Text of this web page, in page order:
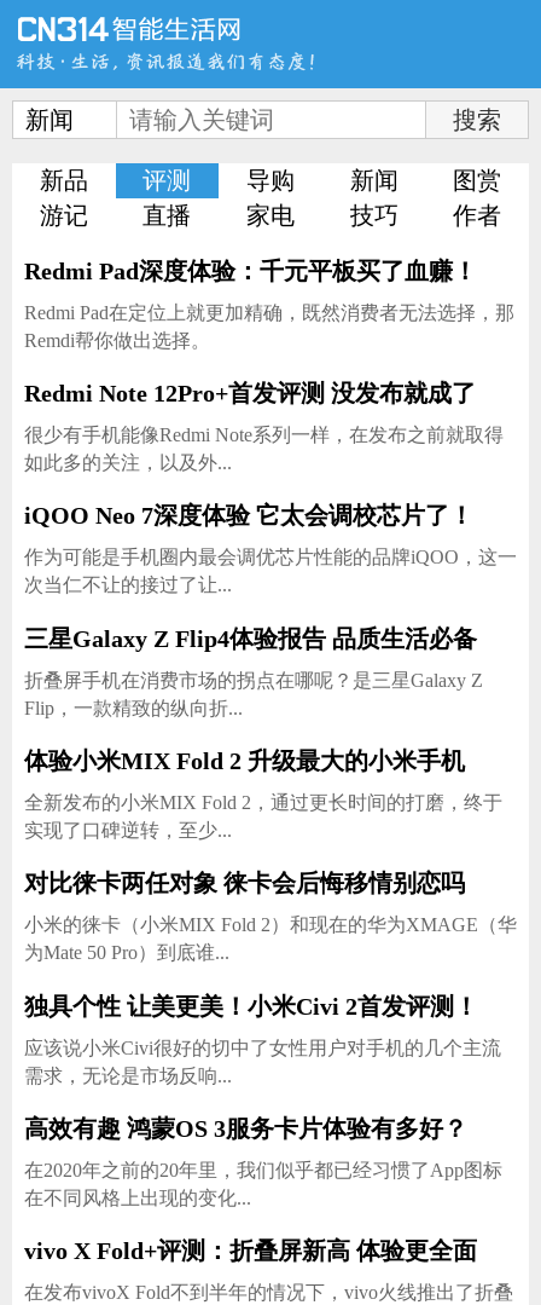
首页 新品 评测
导购
游记 直播
家电 技巧 作者
登录 注册
新闻
新品 评测 导购 新闻
图赏
游记
直播 家电 技巧 作者
Redmi Pad深度体验：千元平板买了血赚！
Redmi Pad在定位上就更加精确，既然消费者无法选择，那
Remdi帮你做出选择。
Redmi Note 12Pro+首发评测 没发布就成了
很少有手机能像Redmi Note系列一样，在发布之前就取得
如此多的关注，以及外...
iQOO Neo 7深度体验 它太会调校芯片了！
作为可能是手机圈内最会调优芯片性能的品牌iQOO，这一
次当仁不让的接过了让...
三星Galaxy Z Flip4体验报告 品质生活必备
折叠屏手机在消费市场的拐点在哪呢？是三星Galaxy Z
Flip，一款精致的纵向折...
体验小米MIX Fold 2 升级最大的小米手机
全新发布的小米MIX Fold 2，通过更长时间的打磨，终于
实现了口碑逆转，至少...
对比徕卡两任对象 徕卡会后悔移情别恋吗
小米的徕卡（小米MIX Fold 2）和现在的华为XMAGE（华
为Mate 50 Pro）到底谁...
独具个性 让美更美！小米Civi 2首发评测！
应该说小米Civi很好的切中了女性用户对手机的几个主流
需求，无论是市场反响...
高效有趣 鸿蒙OS 3服务卡片体验有多好？
在2020年之前的20年里，我们似乎都已经习惯了App图标
在不同风格上出现的变化...
vivo X Fold+评测：折叠屏新高 体验更全面
在发布vivoX Fold不到半年的情况下，vivo火线推出了折叠